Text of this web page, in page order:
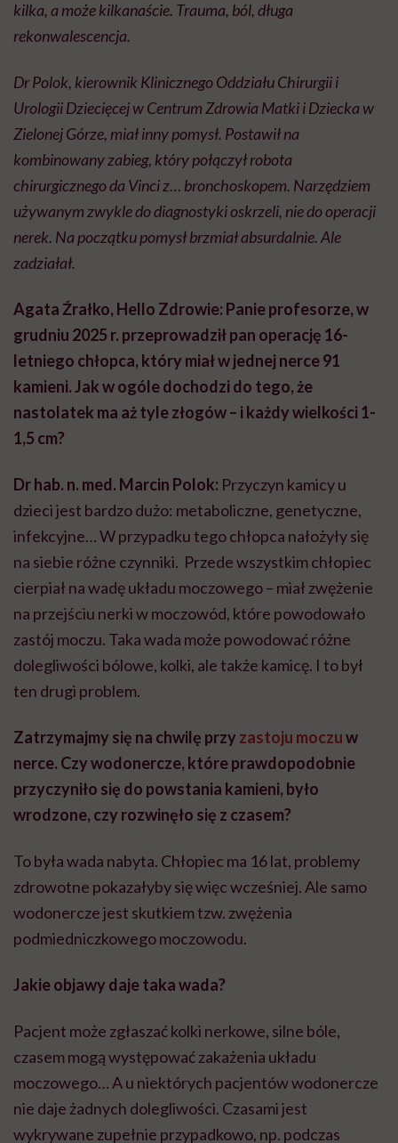
nerek. Na początku pomysł brzmiał absurdalnie. Ale
zadziałał.
Agata Źrałko, Hello Zdrowie: Panie profesorze, w
grudniu 2025 r. przeprowadził pan operację 16-
letniego chłopca, który miał w jednej nerce 91
kamieni. Jak w ogóle dochodzi do tego, że
nastolatek ma aż tyle złogów – i każdy wielkości 1-
1,5 cm?
Dr hab. n. med. Marcin Polok:
infekcyjne… W przypadku tego chłopca nałożyły się
na siebie różne czynniki. Przede wszystkim chłopiec
cierpiał na wadę układu moczowego – miał zwężenie
na przejściu nerki w moczowód, które powodowało
zastój moczu. Taka wada może powodować różne
dolegliwości bólowe, kolki, ale także kamicę. I to był
Zatrzymajmy się na chwilę przyzastoju moczuw
nerce. Czy wodonercze, które prawdopodobnie
przyczyniło się do powstania kamieni, było
wrodzone, czy rozwinęło się z czasem?
To była wada nabyta. Chłopiec ma 16 lat, problemy
zdrowotne pokazałyby się więc wcześniej. Ale samo
wodonercze jest skutkiem tzw. zwężenia
Jakie objawy daje taka wada?
Pacjent może zgłaszać kolki nerkowe, silne bóle,
moczowego… A u niektórych pacjentów wodonercze
nie daje żadnych dolegliwości. Czasami jest
wykrywane zupełnie przypadkowo, np. podczas
ultrasonografii brzucha.
Czy chłopiec miał jakieś widoczne objawy?
Operacja, o której rozmawiamy, była zaplanowana,
więc przy przyjęciu chłopiec czuł się bardzo dobrze.
Natomiast wcześniej miał duże dolegliwości bólowe i
właśnie z ich powodu został do nas skierowany.